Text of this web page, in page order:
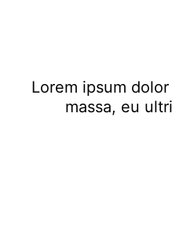
Lorem ipsum
massa, eu